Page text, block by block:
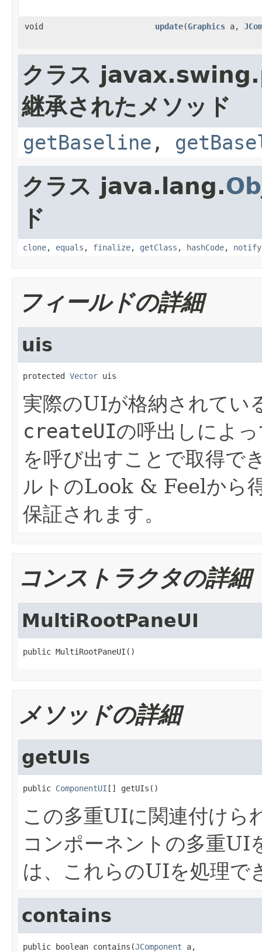
void update(Graphics a,
クラス
継承されたメソッド
getBaseline ,
クラス java.lang.
ド
clone, equals , finalize, getClass , hashCode, notify
フィールドの詳細
uis
protected Vector uis
実際のUIが格納されてい
createUIの呼出しによ
を呼び出すことで取得で
ルトのLook & Feelから
保証されます。
コンストラクタの詳細
MultiRootPaneUI
public MultiRootPaneUI()
メソッドの詳細
getUIs
public ComponentUI [] getUIs()
この多重UIに関連付けら
コンポーネントの多重UI
は、これらのUIを処理で
contains
public boolean contains(JComponent a,